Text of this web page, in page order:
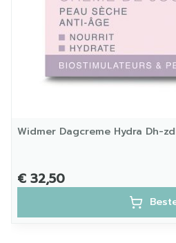
25°C)
Widmer Dagcreme Hydra Dh-
€ 32,50